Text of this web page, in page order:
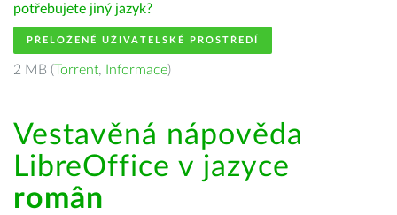
potřebujete jiný jazyk?
PŘELOŽENÉ UŽIVATELSKÉ PROSTŘEDÍ
2 MB (Torrent, Informace)
Vestavěná nápověda
LibreOffice v jazyce
român